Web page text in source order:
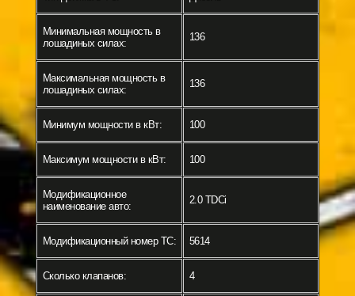
Минимальная мощность в
лошадиных силах:
136
Максимальная мощность в
лошадиных силах:
136
Минимум мощности в кВт: 100
Максимум мощности в кВт: 100
Модификационное
наименование авто:
2.0 TDCi
Модификационный номер ТС: 5614
Сколько клапанов: 4